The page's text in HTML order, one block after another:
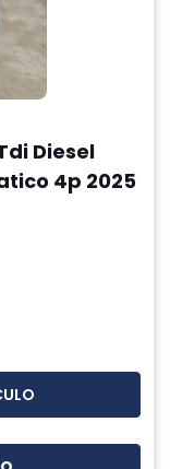
Diesel
4p 2025